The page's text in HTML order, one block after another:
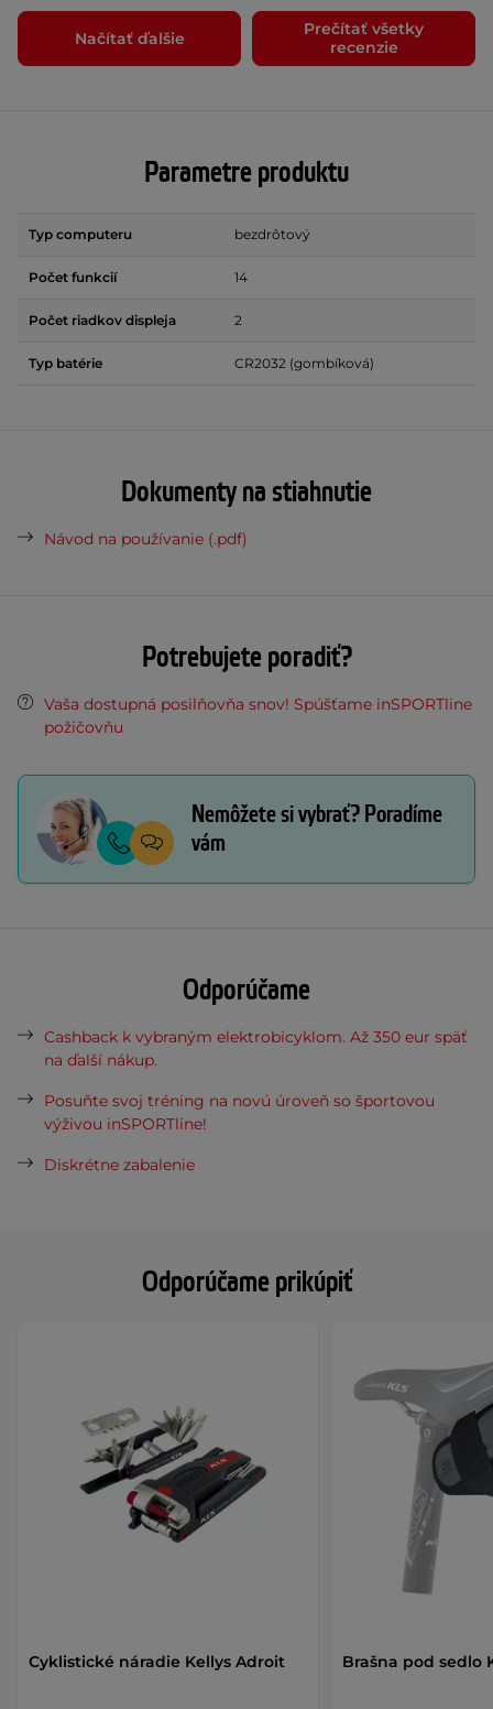
Odporúčame prikúpiť
Cyklistické náradie Kellys Adroit Brašna pod sedlo
Načítať ďalšie
Prečítať všetky
recenzie
Parametre produktu
Typ computeru bezdrôtový
Počet funkcií 14
Počet riadkov displeja 2
Typ batérie CR2032 (gombíková)
Dokumenty na stiahnutie
Návod na používanie (.pdf)
Potrebujete poradiť?
Vaša dostupná posilňovňa snov! Spúšťame inSPORTline
požičovňu
Nemôžete si vybrať? Poradíme
vám
Odporúčame
Cashback k vybraným elektrobicyklom. Až 350 eur späť
na ďalší nákup.
Posuňte svoj tréning na novú úroveň so športovou
výživou inSPORTline!
Diskrétne zabalenie